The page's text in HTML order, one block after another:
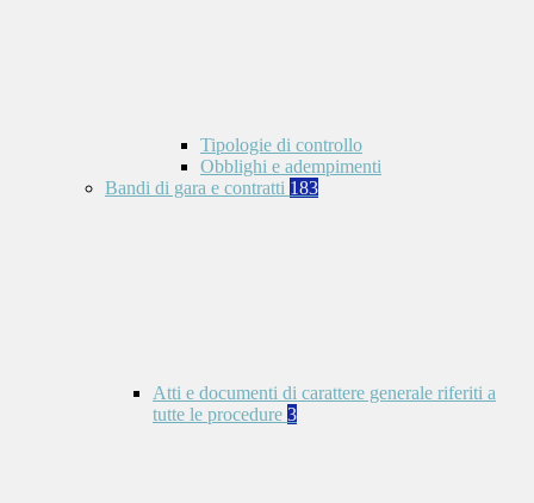
Tipologie di controllo
Obblighi e adempimenti
Bandi di gara e contratti 183
Atti e documenti di carattere generale riferiti a
tutte le procedure 3